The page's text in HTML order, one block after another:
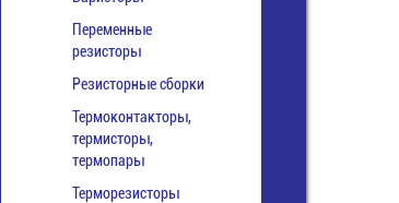
Переменные
резисторы
Резисторные сборки
Термоконтакторы,
термисторы,
термопары
Терморезисторы